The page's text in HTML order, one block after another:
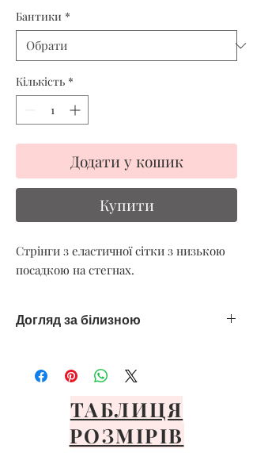
Бантики *
Кількість *
Додати у кошик
Купити
Стрінги з еластичної сітки з низькою
посадкою на стегнах.
Догляд за білизною
Тільки ручне делікатне прання
Уникайте високих температур
Сушити тільки на повітрі
Уникайте прямих сонячних променів
Розкладіть або повісьте через передню
ТАБЛИЦЯ
РОЗМІРІВ